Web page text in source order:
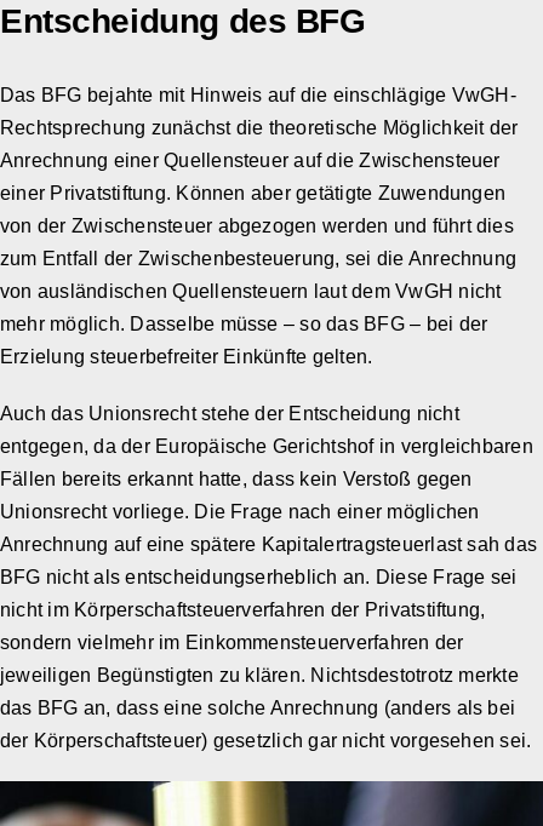
Entscheidung des BFG
Das BFG bejahte mit Hinweis auf die einschlägige VwGH-
Rechtsprechung zunächst die theoretische Möglichkeit der
Anrechnung einer Quellensteuer auf die Zwischensteuer
einer Privatstiftung. Können aber getätigte Zuwendungen
von der Zwischensteuer abgezogen werden und führt dies
zum Entfall der Zwischenbesteuerung, sei die Anrechnung
von ausländischen Quellensteuern laut dem VwGH nicht
mehr möglich. Dasselbe müsse – so das BFG – bei der
Erzielung steuerbefreiter Einkünfte gelten.
Auch das Unionsrecht stehe der Entscheidung nicht
entgegen, da der Europäische Gerichtshof in vergleichbaren
Fällen bereits erkannt hatte, dass kein Verstoß gegen
Unionsrecht vorliege. Die Frage nach einer möglichen
Anrechnung auf eine spätere Kapitalertragsteuerlast sah das
BFG nicht als entscheidungserheblich an. Diese Frage sei
nicht im Körperschaftsteuerverfahren der Privatstiftung,
sondern vielmehr im Einkommensteuerverfahren der
jeweiligen Begünstigten zu klären. Nichtsdestotrotz merkte
das BFG an, dass eine solche Anrechnung (anders als bei
der Körperschaftsteuer) gesetzlich gar nicht vorgesehen sei.